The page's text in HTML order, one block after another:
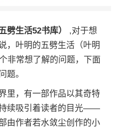
劈生活52书库） ,对于想
，叶明的五劈生活（叶明
非常想了解的问题，下面
题。
里，有一部作品以其奇特
续吸引着读者的目光——
由作者若水敛尘创作的小